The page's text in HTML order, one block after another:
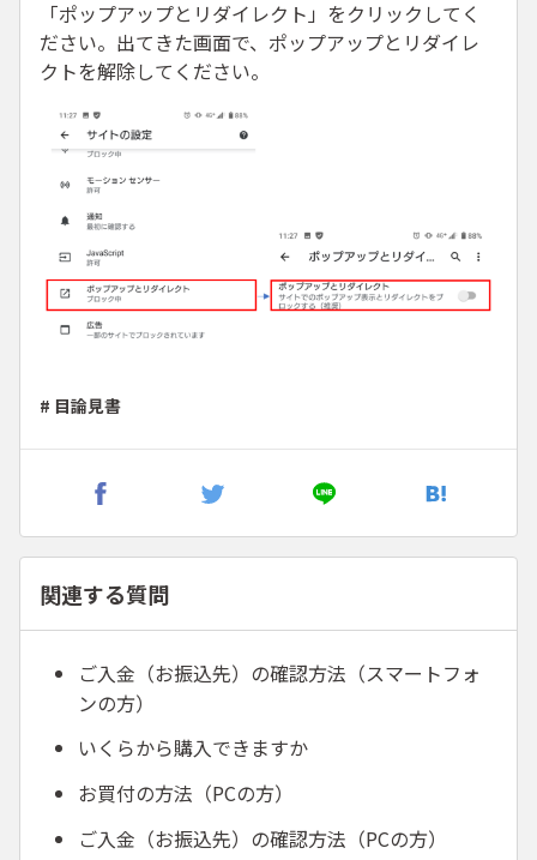
「ポップアップとリダイレクト」をクリックしてく
ださい。出てきた画面で、ポップアップとリダイレ
クトを解除してください。
# 目論見書
関連する質問
ご入金（お振込先）の確認方法（スマートフォ
ンの方）
いくらから購入できますか
お買付の方法（PCの方）
ご入金（お振込先）の確認方法（PCの方）